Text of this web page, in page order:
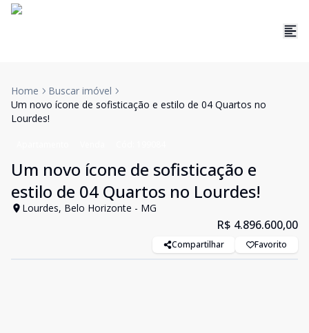
Home
Buscar imóvel
Um novo ícone de sofisticação e estilo de 04 Quartos no
Lourdes!
Um novo ícone de sofisticação e
estilo de 04 Quartos no Lourdes!
Lourdes, Belo Horizonte - MG
R$ 4.896.600,00
Compartilhar Favorito